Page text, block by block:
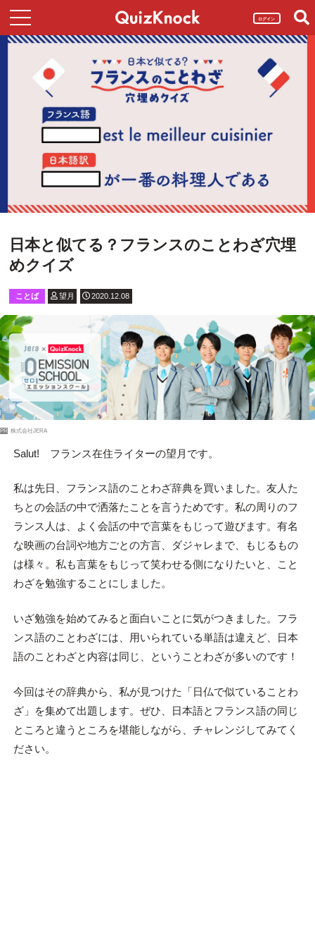
ログイン
日本と似てる？フランスのことわざ穴埋
めクイズ
ことば 望月 2020.12.08
PR 株式会社JERA
Salut! フランス在住ライターの望月です。
私は先日、フランス語のことわざ辞典を買いました。友人た
ちとの会話の中で洒落たことを言うためです。私の周りのフ
ランス人は、よく会話の中で言葉をもじって遊びます。有名
な映画の台詞や地方ごとの方言、ダジャレまで、もじるもの
は様々。私も言葉をもじって笑わせる側になりたいと、こと
わざを勉強することにしました。
いざ勉強を始めてみると面白いことに気がつきました。フラ
ンス語のことわざには、用いられている単語は違えど、日本
語のことわざと内容は同じ、ということわざが多いのです！
今回はその辞典から、私が見つけた「日仏で似ていることわ
ざ」を集めて出題します。ぜひ、日本語とフランス語の同じ
ところと違うところを堪能しながら、チャレンジしてみてく
ださい。